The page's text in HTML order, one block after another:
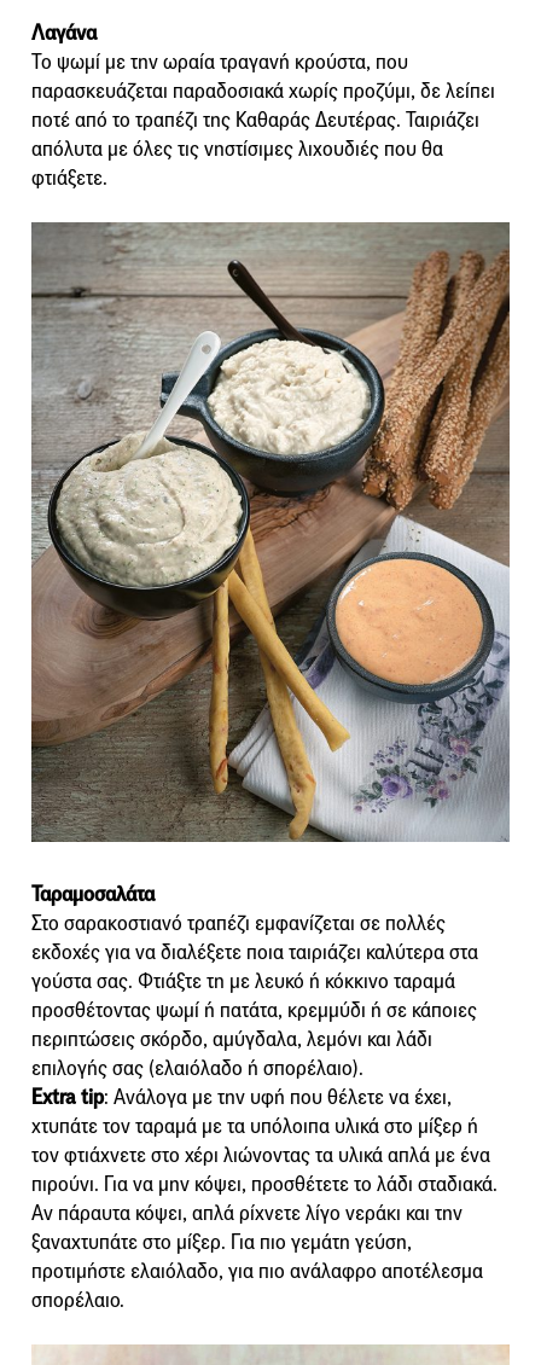
Λαγάνα
Το ψωμί με την ωραία τραγανή κρούστα, που
παρασκευάζεται παραδοσιακά χωρίς προζύμι, δε λείπει
ποτέ από το τραπέζι της Καθαράς Δευτέρας. Ταιριάζει
απόλυτα με όλες τις νηστίσιμες λιχουδιές που θα
φτιάξετε.
Ταραμοσαλάτα
Στο σαρακοστιανό τραπέζι εμφανίζεται σε πολλές
εκδοχές για να διαλέξετε ποια ταιριάζει καλύτερα στα
γούστα σας. Φτιάξτε τη με λευκό ή κόκκινο ταραμά
προσθέτοντας ψωμί ή πατάτα, κρεμμύδι ή σε κάποιες
περιπτώσεις σκόρδο, αμύγδαλα, λεμόνι και λάδι
επιλογής σας (ελαιόλαδο ή σπορέλαιο).
Extra tip: Ανάλογα με την υφή που θέλετε να έχει,
χτυπάτε τον ταραμά με τα υπόλοιπα υλικά στο μίξερ ή
τον φτιάχνετε στο χέρι λιώνοντας τα υλικά απλά με ένα
πιρούνι. Για να μην κόψει, προσθέτετε το λάδι σταδιακά.
Αν πάραυτα κόψει, απλά ρίχνετε λίγο νεράκι και την
ξαναχτυπάτε στο μίξερ. Για πιο γεμάτη γεύση,
προτιμήστε ελαιόλαδο, για πιο ανάλαφρο αποτέλεσμα
σπορέλαιο.